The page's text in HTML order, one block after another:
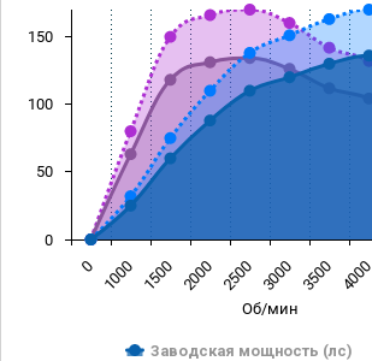
Об/мин
Заводская мощность (лс)
0 1000 1500 2000 2500 3000 3500 4000
0
50
100
150